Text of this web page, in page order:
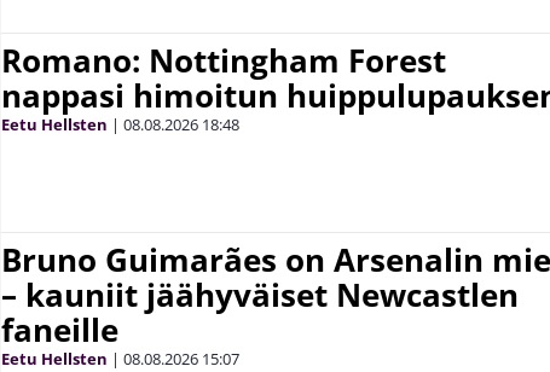
Romano: Nottingham Forest
nappasi himoitun
Eetu Hellsten | 08.08.2026 18:48
Bruno Guimarães on Arsenalin
– kauniit jäähyväiset Newcastlen
faneille
Eetu Hellsten | 08.08.2026 15:07